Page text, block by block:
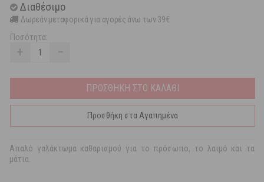
Διαθέσιμο
Δωρεάν μεταφορικά για αγορές άνω των 39€
Ποσότητα:
+ −
ΠΡΟΣΘΗΚΗ ΣΤΟ ΚΑΛΑΘΙ
Προσθήκη στα Αγαπημένα
Απαλό γαλάκτωμα καθαρισμού για το πρόσωπο, το λαιμό και τα
μάτια.